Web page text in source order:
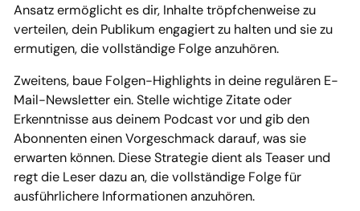
Ansatz ermöglicht es dir, Inhalte tröpfchenweise zu
verteilen, dein Publikum engagiert zu halten und sie zu
ermutigen, die vollständige Folge anzuhören.
Zweitens, baue Folgen-Highlights in deine regulären E-
Mail-Newsletter ein. Stelle wichtige Zitate oder
Erkenntnisse aus deinem Podcast vor und gib den
Abonnenten einen Vorgeschmack darauf, was sie
erwarten können. Diese Strategie dient als Teaser und
regt die Leser dazu an, die vollständige Folge für
ausführlichere Informationen anzuhören.